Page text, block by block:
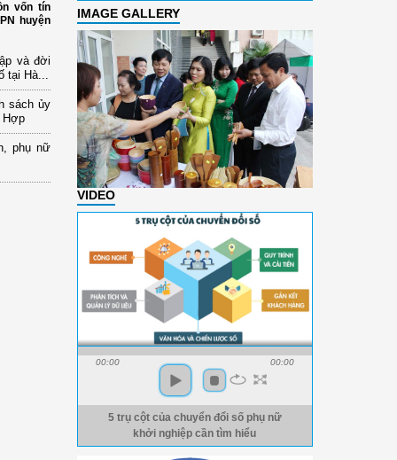
vốn tín
huyện
và đời
tại Hà...
sách ủy
Hợp
phụ nữ
IMAGE GALLERY
VIDEO
00:00 00:00
5 trụ cột của chuyển đổi số phụ nữ
khởi nghiệp cần tìm hiểu